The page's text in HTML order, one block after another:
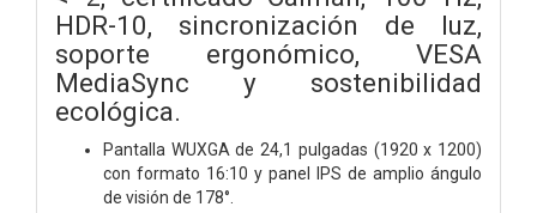
HDR-10, sincronización de luz,
soporte ergonómico, VESA
MediaSync y sostenibilidad
ecológica.
Pantalla WUXGA de 24,1 pulgadas (1920 x 1200)
con formato 16:10 y panel IPS de amplio ángulo
de visión de 178°.